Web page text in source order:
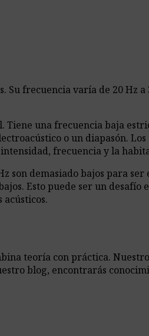
Su frecuencia varía de 20
una frecuencia baja
o un diapasón.
frecuencia y la
son demasiado bajos para
Esto puede ser un
teoría con práctica.
blog, encontrarás